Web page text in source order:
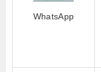
WhatsApp